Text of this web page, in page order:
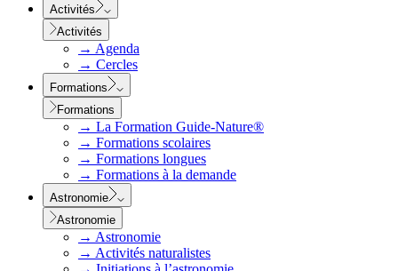
Activités
Activités
→ Agenda
→ Cercles
Formations
Formations
→ La Formation Guide-Nature®
→ Formations scolaires
→ Formations longues
→ Formations à la demande
Astronomie
Astronomie
→ Astronomie
→ Activités naturalistes